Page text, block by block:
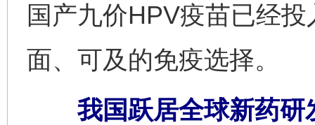
国产九价HPV疫苗已经
面、可及的免疫选择。
我国跃居全球新药研